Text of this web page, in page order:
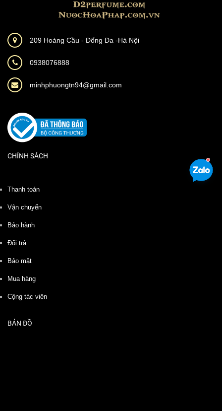
209 Hoàng Cầu - Đống Đa -Hà Nội
0938076888
minhphuongtn94@gmail.com
CHÍNH SÁCH
Thanh toán
Vận chuyển
Bảo hành
Đổi trả
Bảo mật
Mua hàng
Cộng tác viên
BẢN ĐỒ